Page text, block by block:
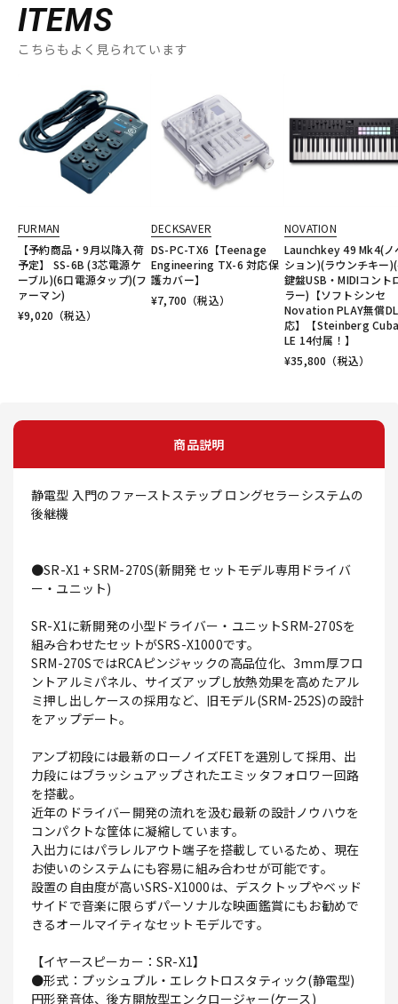
ITEMS
こちらもよく見られています
FURMAN
【予約商品・9月以降入荷
予定】 SS-6B (3芯電源ケ
ーブル)(6口電源タップ)(フ
ァーマン)
¥9,020 （税込）
DECKSAVER
DS-PC-TX6【Teenage
Engineering TX-6 対応保
護カバー】
¥7,700 （税込）
NOVATION
Launchkey 49 Mk4(ノ
ション)(ラウンチキー
鍵盤USB・MIDIコント
ラー)【ソフトシンセ
Novation PLAY無償
応】【Steinberg
LE 14付属！】
¥35,800 （税込）
商品説明
静電型 入門のファーストステップ ロングセラーシステムの
後継機
●SR-X1 + SRM-270S(新開発 セットモデル専用ドライバ
ー・ユニット)
SR-X1に新開発の小型ドライバー・ユニットSRM-270Sを
組み合わせたセットがSRS-X1000です。
SRM-270SではRCAピンジャックの高品位化、3mm厚フロ
ントアルミパネル、サイズアップし放熱効果を高めたアル
ミ押し出しケースの採用など、旧モデル(SRM-252S)の設計
をアップデート。
アンプ初段には最新のローノイズFETを選別して採用、出
力段にはブラッシュアップされたエミッタフォロワー回路
を搭載。
近年のドライバー開発の流れを汲む最新の設計ノウハウを
コンパクトな筐体に凝縮しています。
入出力にはパラレルアウト端子を搭載しているため、現在
お使いのシステムにも容易に組み合わせが可能です。
設置の自由度が高いSRS-X1000は、デスクトップやベッド
サイドで音楽に限らずパーソナルな映画鑑賞にもお勧めで
きるオールマイティなセットモデルです。
【イヤースピーカー：SR-X1】
●形式：プッシュプル・エレクトロスタティック(静電型)
円形発音体、後方開放型エンクロージャー(ケース)